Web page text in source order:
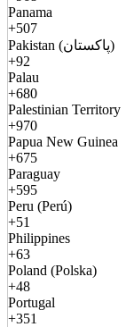
Panama
+507
Pakistan (پاکستان)
+92
Palau
+680
Palestinian Territory
+970
Papua New Guinea
+675
Paraguay
+595
Peru (Perú)
+51
Philippines
+63
Poland (Polska)
+48
Portugal
+351